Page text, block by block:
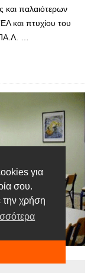
για
σου.
την χρήση
παλαιότερων
και πτυχίου του
…